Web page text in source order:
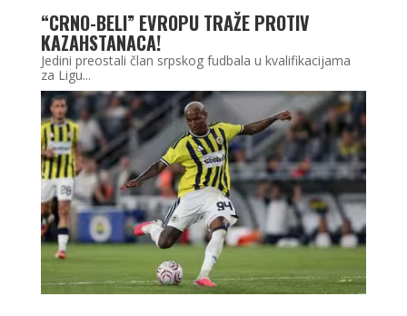
“CRNO-BELI” EVROPU TRAŽE PROTIV
KAZAHSTANACA!
Jedini preostali član srpskog fudbala u kvalifikacijama
za Ligu...